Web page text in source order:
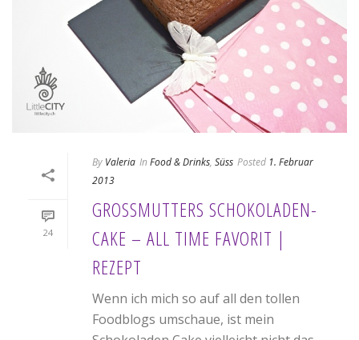
24
By Valeria In Food & Drinks, Süss Posted 1. Februar
2013
GROSSMUTTERS SCHOKOLADEN-
CAKE – ALL TIME FAVORIT |
REZEPT
Wenn ich mich so auf all den tollen
Foodblogs umschaue, ist mein